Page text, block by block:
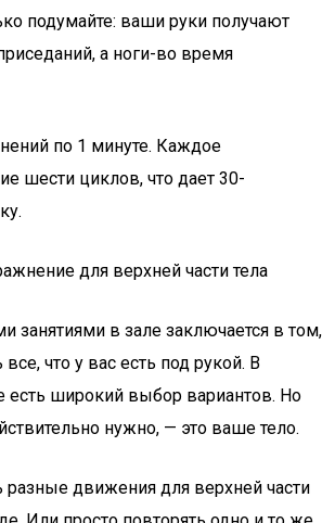
подумайте: ваши руки получают
а ноги-во время
по 1 минуте. Каждое
шести циклов, что дает 30-
для верхней части тела
занятиями в зале заключается в том,
что у вас есть под рукой. В
есть широкий выбор вариантов. Но
нужно, — это ваше тело.
движения для верхней части